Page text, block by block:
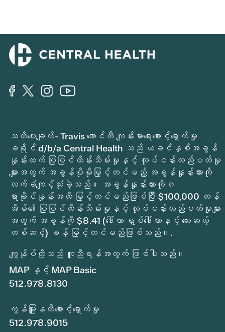
သတိပေးချက်- Travis ကောင်တီ ကျန်းမာရေးစောင့်ရှောက်မှု
ခရိုင် d/b/a Central Health သည် ယခင်နှစ်အခွန်
နှုန်းထက် ပြုပြင်ထိန်းသိမ်းမှုနှင့် လုပ်ငန်းလည်ပတ်မှု
များအတွက် အခွန်ပိုမိုမြှင့်တင်မည့် အခွန်နှုန်းထားကို
လက်ခံကျင့်သုံးခဲ့သည်။ အခွန်နှုန်းထားကို ၈
ရာခိုင်နှုန်းအထိ မြှင့်တင်မည်ဖြစ်ပြီး $100,000 တန်
အိမ်၏ ပြုပြင်ထိန်းသိမ်းမှုနှင့် လုပ်ငန်းလည်ပတ်မှုများ
အတွက် အခွန်ကို $8.41 (ဒေါ်လာ ရှစ်ဒေါ်လာနှင့် လေးဆယ့်
တစ်ဆင့်) ခန့် မြှင့်တင်မည်ဖြစ်သည်။.
ကျွန်ုပ်တို့သည် ကူညီရန်အတွက် ဖြစ်ပါသည်။
MAP နှင့် MAP Basic
512.978.8130
ကွန်မြူနတီစောင့်ရှောက်မှု
512.978.9015